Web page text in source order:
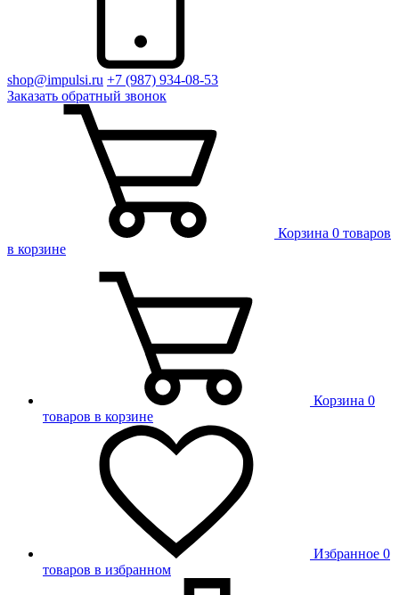
shop@impulsi.ru +7 (987) 934-08-53
Заказать обратный звонок
Корзина 0 товаров
в корзине
Корзина 0
товаров в корзине
Избранное 0
товаров в избранном